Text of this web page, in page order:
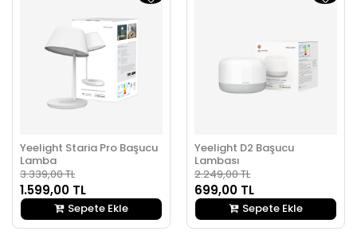
Yeelight Staria Pro Başucu
Lamba
3.339,00 TL
1.599,00 TL
Sepete Ekle
Yeelight D2 Başucu
Lambası
2.249,00 TL
699,00 TL
Sepete Ekle